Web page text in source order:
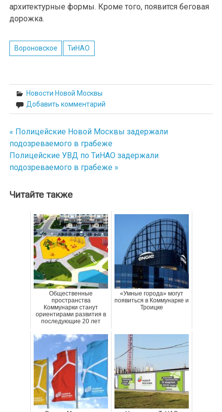
архитектурные формы. Кроме того, появится беговая
дорожка.
Вороновское ТиНАО
Новости Новой Москвы
Добавить комментарий
Навигация
по
записям
« Полицейские Новой Москвы задержали
подозреваемого в грабеже
Полицейские УВД по ТиНАО задержали
подозреваемого в грабеже »
Читайте также
Общественные
пространства
Коммунарки станут
ориентирами развития в
последующие 20 лет
«Умные города» могут
появиться в Коммунарке и
Троицке